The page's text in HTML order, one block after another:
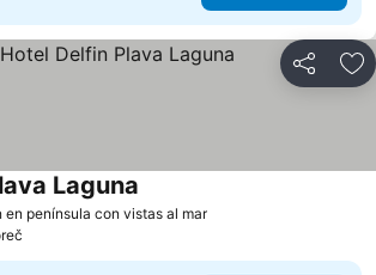
Compartir
en península con vistas al mar
Laguna